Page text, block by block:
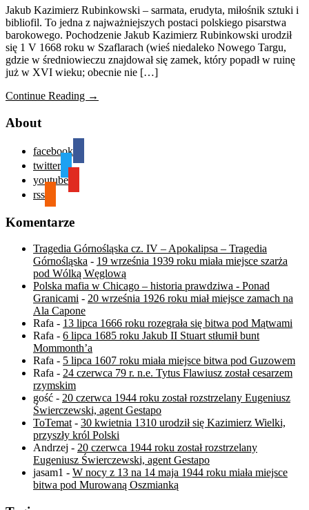
Jakub Kazimierz Rubinkowski – sarmata, erudyta, miłośnik sztuki i
bibliofil. To jedna z najważniejszych postaci polskiego pisarstwa
barokowego. Pochodzenie Jakub Kazimierz Rubinkowski urodził
się 1 V 1668 roku w Szaflarach (wieś niedaleko Nowego Targu,
gdzie w średniowieczu znajdował się zamek, który popadł w ruinę
już w XVI wieku; obecnie nie […]
Continue Reading →
About
facebook
twitter
youtube
rss
Komentarze
Tragedia Górnośląska cz. IV – Apokalipsa – Tragedia
Górnośląska - 19 września 1939 roku miała miejsce szarża
pod Wólką Węglową
Polska mafia w Chicago – historia prawdziwa - Ponad
Granicami - 20 września 1926 roku miał miejsce zamach na
Ala Capone
Rafa - 13 lipca 1666 roku rozegrała się bitwa pod Mątwami
Rafa - 6 lipca 1685 roku Jakub II Stuart stłumił bunt
Mommonth’a
Rafa - 5 lipca 1607 roku miała miejsce bitwa pod Guzowem
Rafa - 24 czerwca 79 r. n.e. Tytus Flawiusz został cesarzem
rzymskim
gość - 20 czerwca 1944 roku został rozstrzelany Eugeniusz
Świerczewski, agent Gestapo
ToTemat - 30 kwietnia 1310 urodził się Kazimierz Wielki,
przyszły król Polski
Andrzej - 20 czerwca 1944 roku został rozstrzelany
Eugeniusz Świerczewski, agent Gestapo
jasam1 - W nocy z 13 na 14 maja 1944 roku miała miejsce
bitwa pod Murowaną Oszmianką